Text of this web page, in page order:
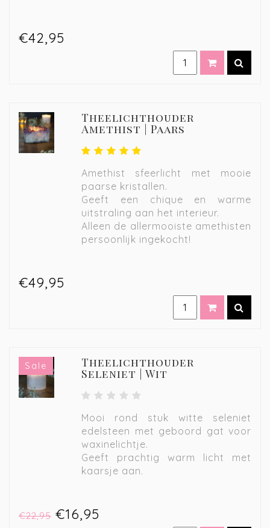
€42,95
Theelichthouder
Amethist | Paars
Amethist sfeerlicht met mooie
paarse kristallen.
Geeft een chique en warme
uitstraling aan het interieur.
Alleen de allermooiste amethisten
persoonlijk ingekocht!
€49,95
Sale Theelichthouder
Seleniet | Wit
Mooi rond stuk witte seleniet
edelsteen met geboord gat voor
waxinelichtje.
Geeft prachtig warm licht met
kaarsje aan.
€22,95 €16,95